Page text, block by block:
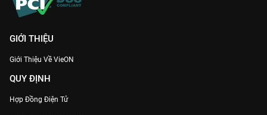
GIỚI THIỆU
Giới Thiệu Về VieON
QUY ĐỊNH
Hợp Đồng Điện Tử